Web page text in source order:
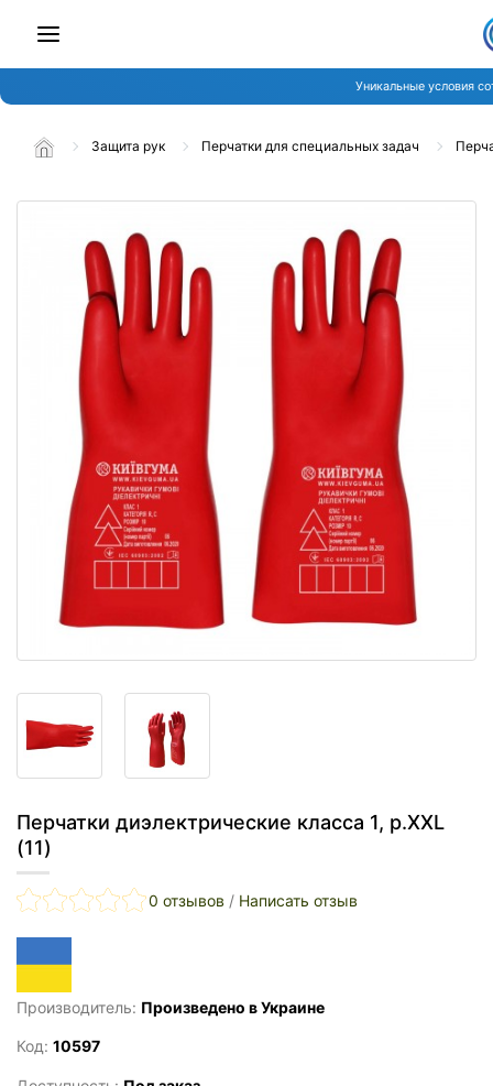
Уникальные условия
Защита рук Перчатки для специальных задач
Перчатки диэлектрические класса 1, р.XXL
(11)
0 отзывов / Написать отзыв
Производитель: Произведено в Украине
Код: 10597